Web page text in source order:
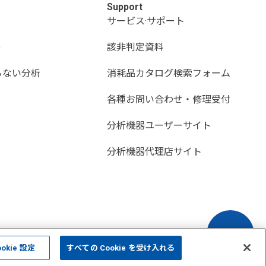
い分析
Support
サービス·サポート
該非判定資料
消耗品カタログ検索フォーム
各種お問い合わせ・修理受付
分析機器ユーザーサイト
分析機器代理店サイト
設定 すべての Cookie を受け入れる